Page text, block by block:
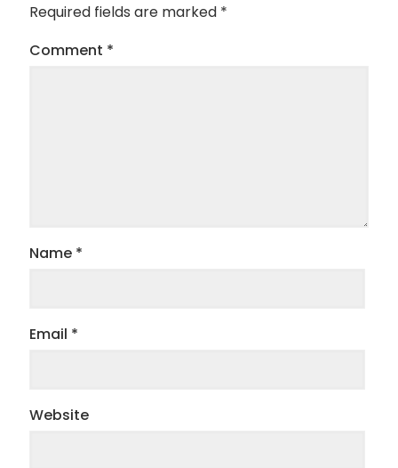
Required fields are marked *
Comment *
Name *
Email *
Website